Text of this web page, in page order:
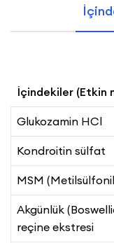
İçindekiler (Etkin
Glukozamin HCl
Kondroitin sülfat
MSM
Akgünlük
reçine ekstresi